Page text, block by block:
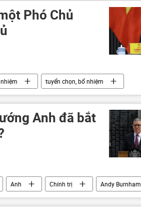
Phó Chủ
tuyển chọn, bổ nhiệm
Anh đã bắt
Anh Chính trị Andy Burnham